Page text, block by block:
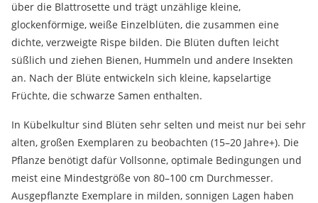
über die Blattrosette und trägt unzählige kleine,
glockenförmige, weiße Einzelblüten, die zusammen eine
dichte, verzweigte Rispe bilden. Die Blüten duften leicht
süßlich und ziehen Bienen, Hummeln und andere Insekten
an. Nach der Blüte entwickeln sich kleine, kapselartige
Früchte, die schwarze Samen enthalten.
In Kübelkultur sind Blüten sehr selten und meist nur bei sehr
alten, großen Exemplaren zu beobachten (15–20 Jahre+). Die
Pflanze benötigt dafür Vollsonne, optimale Bedingungen und
meist eine Mindestgröße von 80–100 cm Durchmesser.
Ausgepflanzte Exemplare in milden, sonnigen Lagen haben